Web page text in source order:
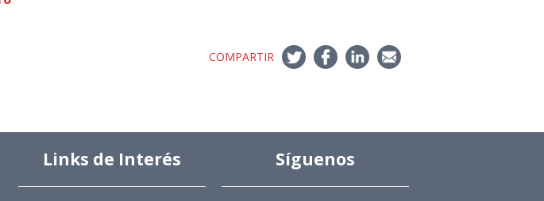
COMPARTIR
Links de Interés Síguenos